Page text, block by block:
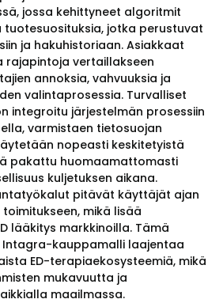
jossa kehittyneet algoritmit
tuotesuosituksia, jotka perustuvat
ja hakuhistoriaan. Asiakkaat
rajapintoja vertaillakseen
annoksia, vahvuuksia ja
valintaprosessia. Turvalliset
integroitu järjestelmän prosessiin
varmistaen tietosuojan
nopeasti keskitetyistä
pakattu huomaamattomasti
kuljetuksen aikana.
pitävät käyttäjät ajan
mikä lisää
lääkitys markkinoilla. Tämä
kauppamalli laajentaa
ED-terapiaekosysteemiä, mikä
mukavuutta ja
maailmassa.